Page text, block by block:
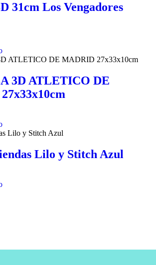
31cm Los Vengadores
3D ATLETICO DE
Lilo y Stitch Azul